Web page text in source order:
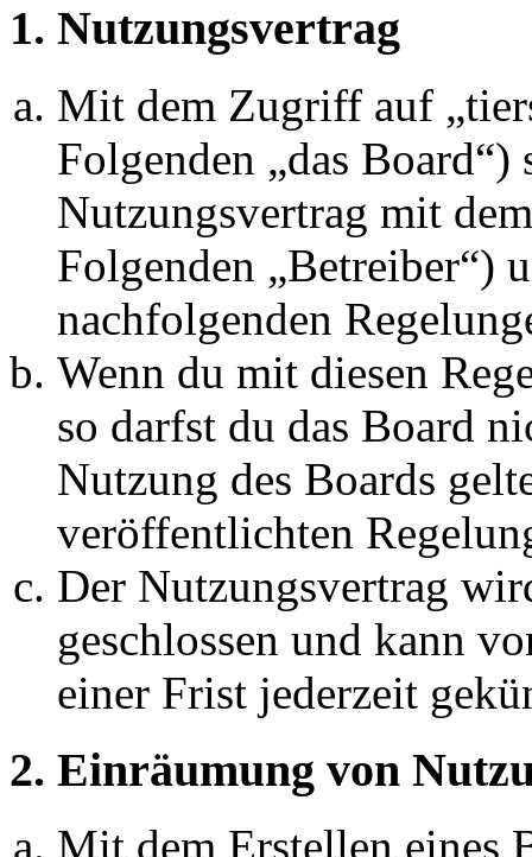
1. Nutzungsvertrag
Mit dem Zugriff auf
Folgenden „das
Nutzungsvertrag mit
Folgenden „Betreiber“)
nachfolgenden
Wenn du mit diesen
so darfst du das Board
Nutzung des Boards
veröffentlichten
Der Nutzungsvertrag
geschlossen und kann
einer Frist jederzeit
2. Einräumung von
Mit dem Erstellen eines